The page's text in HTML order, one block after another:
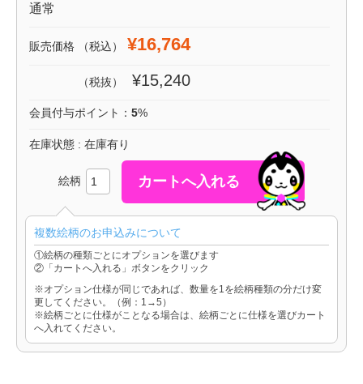
通常
販売価格 （税込） ¥16,764
（税抜） ¥15,240
会員付与ポイント： 5%
在庫状態 : 在庫有り
絵柄
複数絵柄のお申込みについて
①絵柄の種類ごとにオプションを選びます
②「カートへ入れる」ボタンをクリック
※オプション仕様が同じであれば、数量を1を絵柄種類の分だけ変
更してください。（例：1→5）
※絵柄ごとに仕様がことなる場合は、絵柄ごとに仕様を選びカート
へ入れてください。